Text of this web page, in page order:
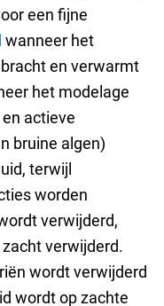
een fijne
wanneer het
en verwarmt
het modelage
actieve
bruine algen)
terwijl
worden
verwijderd,
verwijderd.
wordt verwijderd
wordt op zachte